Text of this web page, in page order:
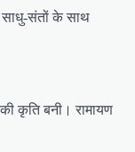
साधु-संतों के साथ
कृति बनी। रामायण